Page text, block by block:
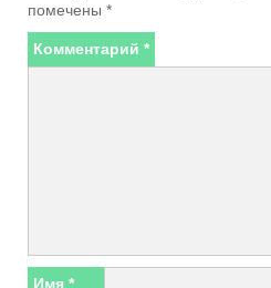
помечены *
Комментарий *
Имя *